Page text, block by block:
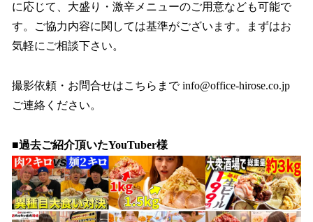
に応じて、大盛り・激辛メニューのご用意なども可能で
す。ご協力内容に関しては基準がございます。まずはお
気軽にご相談下さい。
撮影依頼・お問合せはこちらまで info@office-hirose.co.jp
ご連絡ください。
■過去ご紹介頂いたYouTuber様